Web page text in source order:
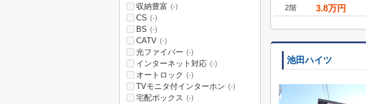
2階
3.8万円
池田ハイツ
収納豊富 (-)
CS (-)
BS (-)
CATV (-)
光ファイバー (-)
インターネット対応 (-)
オートロック (-)
TVモニタ付インターホン (-)
宅配ボックス (-)